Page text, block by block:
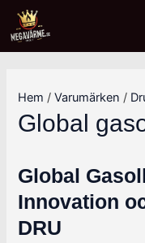
Hoppa
innehåll
Sök
M
i
r
i
Hem /Varumärken /
Global
Global
Innovation
DRU